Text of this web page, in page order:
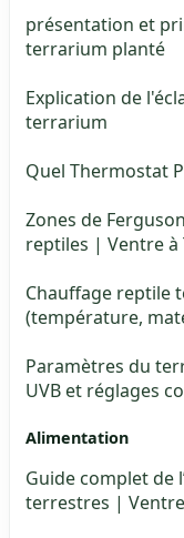
présentation et
terrarium planté
Explication de
terrarium
Quel Thermostat
Zones de
reptiles | Ventre à
Chauffage reptile
(température,
Paramètres du
UVB et réglages
Alimentation
Guide complet de
terrestres |